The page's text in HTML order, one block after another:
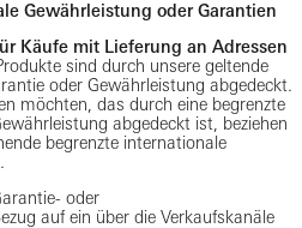
Gewährleistung oder Garantien
Käufe mit Lieferung an Adressen
sind durch unsere geltende
oder Gewährleistung abgedeckt.
möchten, das durch eine begrenzte
abgedeckt ist, beziehen
begrenzte internationale
oder
auf ein über die Verkaufskanäle